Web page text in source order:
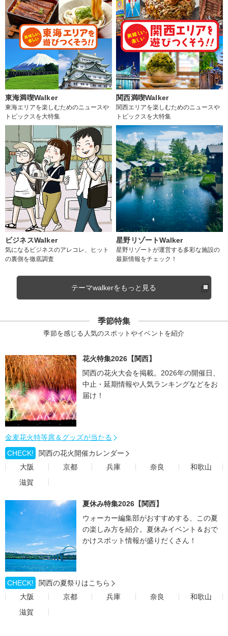
東海満喫Walker
東海エリアを楽しむためのニュースや
トピックスを大特集
関西満喫Walker
関西エリアを楽しむためのニュースや
トピックスを大特集
ビジネスWalker
気になるビジネスのアレコレ、ヒット
の裏側を徹底調査
星野リゾートWalker
星野リゾートが運営する多彩な施設の
最新情報をチェック！
テーマwalkerをもっと見る
季節特集
季節を感じる人気のスポットやイベントを紹介
花火特集2026【関西】
関西の花火大会を掲載。2026年の開催日、
中止・延期情報や人気ランキングなどをお
届け！
金麦花火特等席＆グッズが当たる
CHECK!
関西の花火開催カレンダー
大阪
京都 兵庫 奈良
和歌山
滋賀
夏休み特集2026【関西】
ウォーカー編集部がおすすめする、この夏
の楽しみ方を紹介。夏休みイベント＆おで
かけスポット情報が盛りだくさん！
CHECK!
関西の夏祭りはこちら
大阪
京都 兵庫 奈良
和歌山
滋賀